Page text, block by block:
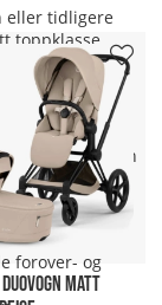
eller tidligere
toppklasse.
Priam
sikkerhet,
en barnevogn
opp til ca. 4 år
hånd
forover- og
MATT